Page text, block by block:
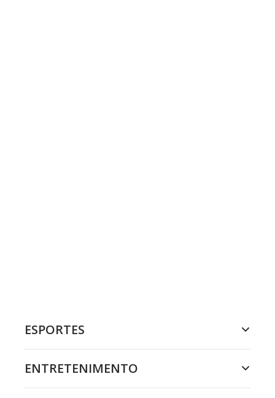
ESPORTES
ENTRETENIMENTO